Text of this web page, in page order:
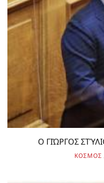
Ο ΓΙΏΡΓΟΣ
ΚΟΣΜΟΣ